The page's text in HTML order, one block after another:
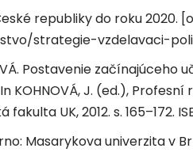
republiky do roku 2020.
strategie-vzdelavaci-
Postavenie
KOHNOVÁ, J. (ed.),
UK, 2012. s. 165–172.
Masarykova univerzita v